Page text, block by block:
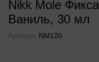
Nikk Mole
Ваниль, 30 мл
Артикул: NM120